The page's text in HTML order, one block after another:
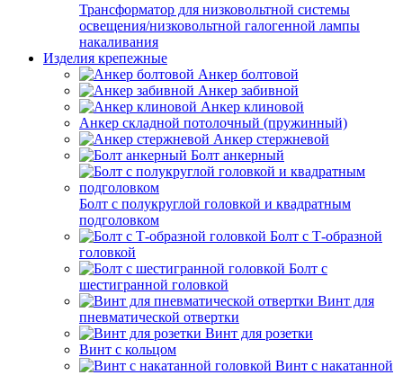
Трансформатор для низковольтной системы
освещения/низковольтной галогенной лампы
накаливания
Изделия крепежные
Анкер болтовой
Анкер забивной
Анкер клиновой
Анкер складной потолочный (пружинный)
Анкер стержневой
Болт анкерный
Болт с полукруглой головкой и квадратным
подголовком
Болт с Т-образной
головкой
Болт с
шестигранной головкой
Винт для
пневматической отвертки
Винт для розетки
Винт с кольцом
Винт с накатанной